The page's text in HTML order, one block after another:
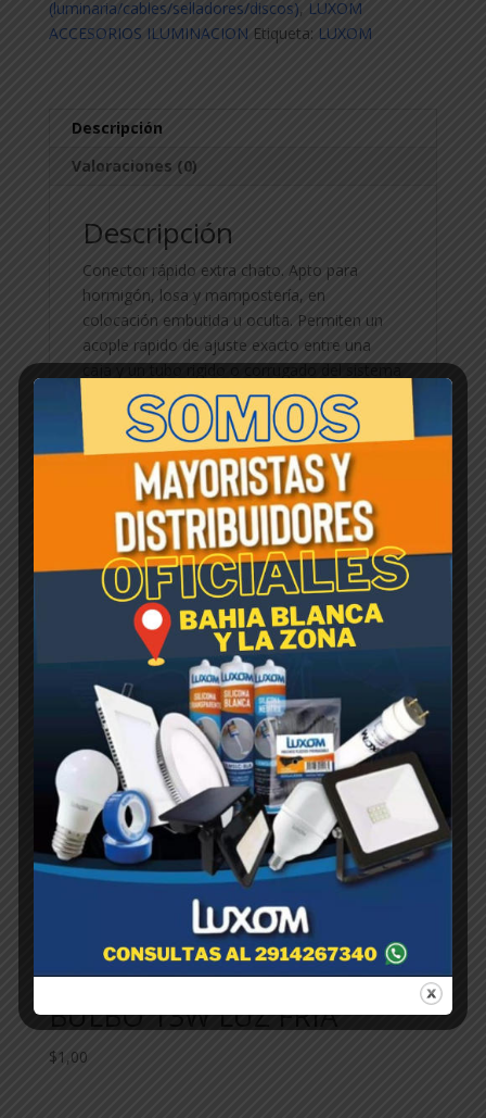
(luminaria/cables/selladores/discos), LUXOM
ACCESORIOS ILUMINACION Etiqueta: LUXOM
Descripción
Valoraciones (0)
Descripción
Conector rápido extra chato. Apto para
hormigón, losa y mampostería, en
colocación embutida u oculta. Permiten un
acople rapido de ajuste exacto entre una
caja y un tubo rigido o corrugado del sistema
eléctrico. Material: TP. Color: gris. La caja
contiene 200 unidades.
Productos relacionados
LUXOM-LAMPARA LED
BULBO 13W LUZ FRIA
$1,00